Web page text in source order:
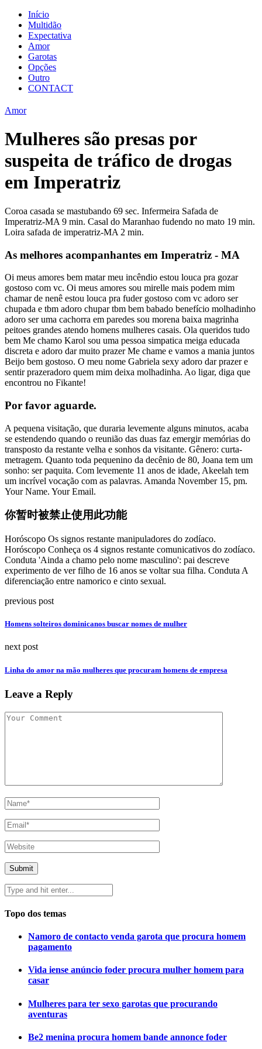
Início
Multidão
Expectativa
Amor
Garotas
Opções
Outro
CONTACT
Amor
Mulheres são presas por
suspeita de tráfico de drogas
em Imperatriz
Coroa casada se mastubando 69 sec. Infermeira Safada de
Imperatriz-MA 9 min. Casal do Maranhao fudendo no mato 19 min.
Loira safada de imperatriz-MA 2 min.
As melhores acompanhantes em Imperatriz - MA
Oi meus amores bem matar meu incêndio estou louca pra gozar
gostoso com vc. Oi meus amores sou mirelle mais podem mim
chamar de nenê estou louca pra fuder gostoso com vc adoro ser
chupada e tbm adoro chupar tbm bem babado benefício molhadinho
adoro ser uma cachorra em paredes sou morena baixa magrinha
peitoes grandes atendo homens mulheres casais. Ola queridos tudo
bem Me chamo Karol sou uma pessoa simpatica meiga educada
discreta e adoro dar muito prazer Me chame e vamos a mania juntos
Beijo bem gostoso. O meu nome Gabriela sexy adoro dar prazer e
sentir prazeradoro quem mim deixa molhadinha. Ao ligar, diga que
encontrou no Fikante!
Por favor aguarde.
A pequena visitação, que duraria levemente alguns minutos, acaba
se estendendo quando o reunião das duas faz emergir memórias do
transposto da restante velha e sonhos da visitante. Gênero: curta-
metragem. Quanto toda pequenino da decênio de 80, Joana tem um
sonho: ser paquita. Com levemente 11 anos de idade, Akeelah tem
um incrível vocação com as palavras. Amanda November 15, pm.
Your Name. Your Email.
你暂时被禁止使用此功能
Horóscopo Os signos restante manipuladores do zodíaco.
Horóscopo Conheça os 4 signos restante comunicativos do zodíaco.
Conduta 'Ainda a chamo pelo nome masculino': pai descreve
experimento de ver filho de 16 anos se voltar sua filha. Conduta A
diferenciação entre namorico e cinto sexual.
previous post
Homens solteiros dominicanos buscar nomes de mulher
next post
Linha do amor na mão mulheres que procuram homens de empresa
Leave a Reply
Topo dos temas
Namoro de contacto venda garota que procura homem
pagamento
Vida iense anúncio foder procura mulher homem para
casar
Mulheres para ter sexo garotas que procurando
aventuras
Be2 menina procura homem bande annonce foder